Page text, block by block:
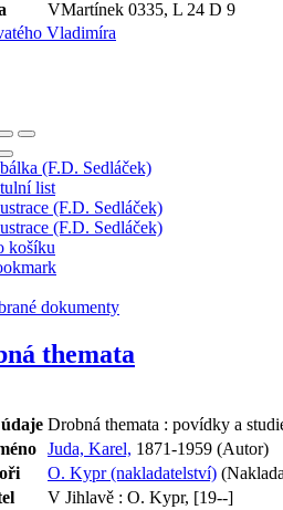
VMartínek 0335, L 24 D 9
košíku
dokumenty
themata
Drobná themata : povídky a
Juda, Karel, 1871-1959 (Autor)
O. Kypr (nakladatelství)
V Jihlavě : O. Kypr, [19--]